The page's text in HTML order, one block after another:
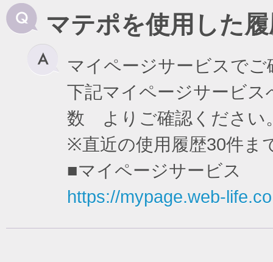
マテポを使用した
マイページサービスで
下記マイページサービ
数 よりご確認ください
※直近の使用履歴30件ま
■マイページサービス
https://mypage.web-